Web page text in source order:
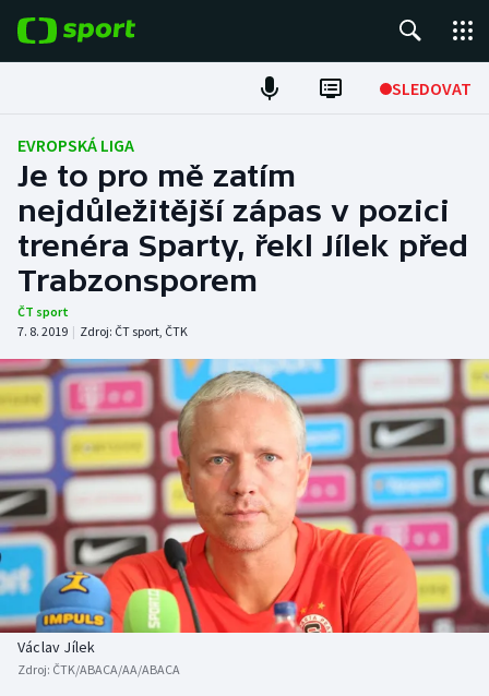
SLEDOVAT
Fotbal
Hokej
Tenis
Atletika
DALŠÍ SPORTY
Americký fotbal
Baseball a softbal
Basketbal
Biatlon
Boby a skeleton
NEPŘEHLÉDNĚTE
Soutěže
Historické návraty
Aplikace ČT sport
AZ kvíz
EVROPSKÁ LIGA
Je to pro mě zatím
nejdůležitější zápas v pozici
trenéra Sparty, řekl Jílek před
Trabzonsporem
ČT sport
7. 8. 2019 | Zdroj: ČT sport, ČTK
Václav Jílek
Zdroj: ČTK/ABACA/AA/ABACA